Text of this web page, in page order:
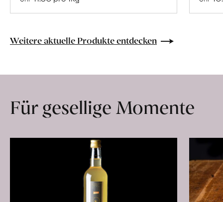
Naturbelassene
Lebensmittel
Hof
erfahren
Weitere aktuelle Produkte entdecken
Für gesellige Momente